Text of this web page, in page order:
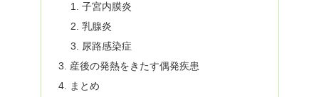
子宮内膜炎
乳腺炎
尿路感染症
産後の発熱をきたす偶発疾患
まとめ